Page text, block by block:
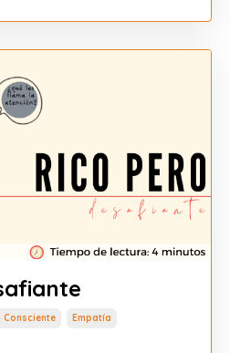
Consciente Empatía